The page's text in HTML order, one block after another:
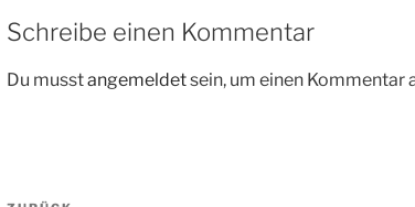
Schreibe einen Kommentar
Du musstangemeldetsein, um einen Kommentar
Beitragsnavigation